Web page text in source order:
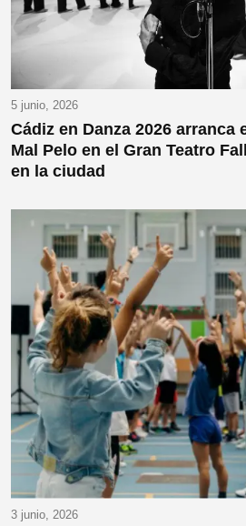
5 junio, 2026
Cádiz en Danza 2026 arranca
Mal Pelo en el Gran Teatro
en la ciudad
3 junio, 2026